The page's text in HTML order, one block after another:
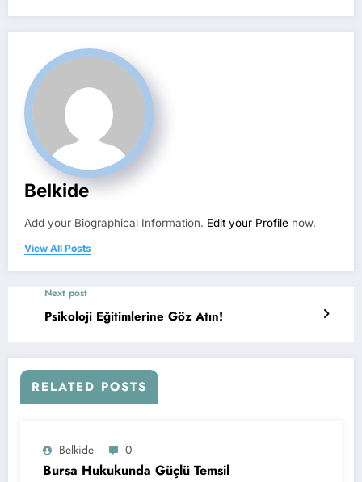
Belkide
Add your Biographical Information. Edit your Profile now.
View All Posts
Next post
Psikoloji Eğitimlerine Göz Atın!
RELATED POSTS
Belkide 0
Bursa Hukukunda Güçlü Temsil